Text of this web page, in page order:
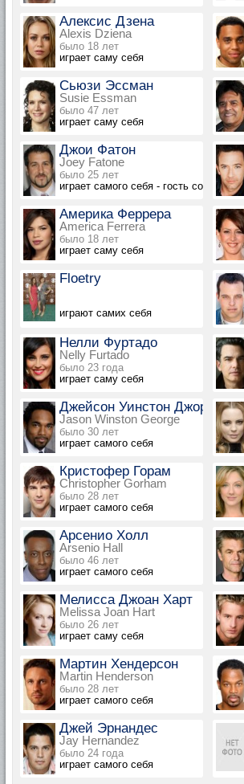
Алексис Дзена
Alexis Dziena
было 18 лет
играет саму себя
Сьюзи Эссман
Susie Essman
было 47 лет
играет саму себя
Джои Фатон
Joey Fatone
было 25 лет
играет самого себя - гость соведущий
Америка Феррера
America Ferrera
было 18 лет
играет саму себя
Floetry
играют самих себя
Нелли Фуртадо
Nelly Furtado
было 23 года
играет саму себя
Джейсон Уинстон Джордж
Jason Winston George
было 30 лет
играет самого себя
Кристофер Горам
Christopher Gorham
было 28 лет
играет самого себя
Арсенио Холл
Arsenio Hall
было 46 лет
играет самого себя
Мелисса Джоан Харт
Melissa Joan Hart
было 26 лет
играет саму себя
Мартин Хендерсон
Martin Henderson
было 28 лет
играет самого себя
Джей Эрнандес
Jay Hernandez
было 24 года
играет самого себя